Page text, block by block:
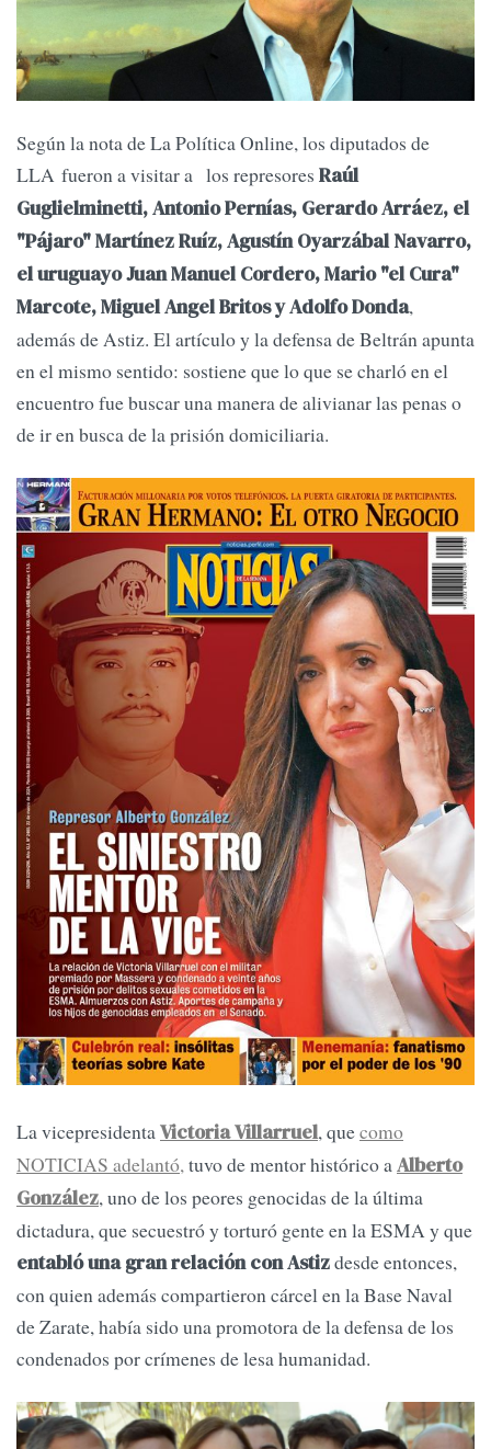
Según la nota de La Política Online, los diputados de
LLA fueron a visitar a los represores Raúl
Guglielminetti, Antonio Pernías, Gerardo Arráez, el
"Pájaro" Martínez Ruíz, Agustín Oyarzábal Navarro,
el uruguayo Juan Manuel Cordero, Mario "el Cura"
Marcote, Miguel Angel Britos y Adolfo Donda,
además de Astiz. El artículo y la defensa de Beltrán apunta
en el mismo sentido: sostiene que lo que se charló en el
encuentro fue buscar una manera de alivianar las penas o
de ir en busca de la prisión domiciliaria.
La vicepresidentaVictoria Villarruel, quecomo
NOTICIAS adelantó,tuvo de mentor histórico aAlberto
González, uno de los peores genocidas de la última
dictadura, que secuestró y torturó gente en la ESMA y que
entabló una gran relación con Astizdesde entonces,
con quien además compartieron cárcel en la Base Naval
de Zarate, había sido una promotora de la defensa de los
condenados por crímenes de lesa humanidad.